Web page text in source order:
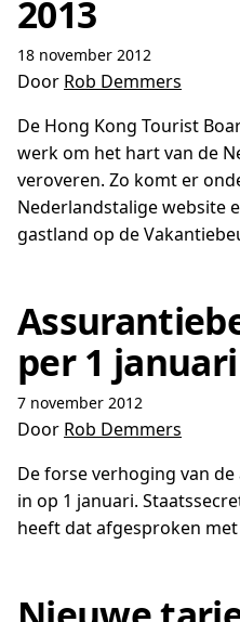
2013
18 november 2012
Door Rob Demmers
De Hong Kong Tourist
werk om het hart van de
veroveren. Zo komt er
Nederlandstalige website
gastland op de
per 1
7 november 2012
Door Rob Demmers
De forse verhoging van
in op 1 januari.
heeft dat afgesproken